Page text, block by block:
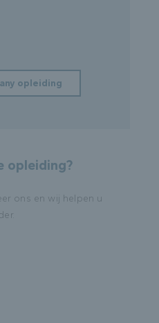
opleiding
opleiding?
ons en wij helpen u